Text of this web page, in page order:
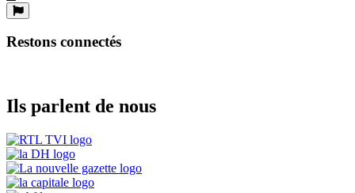
Restons connectés
Ils parlent de nous